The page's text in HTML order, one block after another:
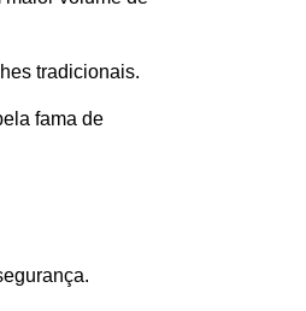
tradicionais.
fama de